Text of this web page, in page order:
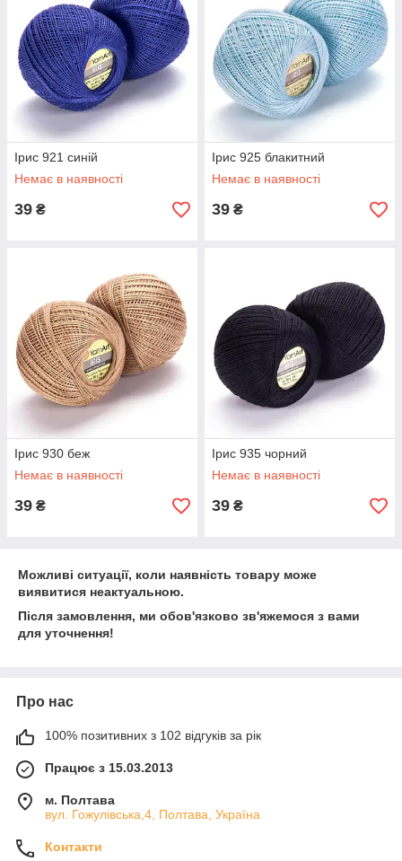
Ірис 921 синій
Немає в наявності
39 ₴
Ірис 925 блакитний
Немає в наявності
39 ₴
Ірис 930 беж
Немає в наявності
39 ₴
Ірис 935 чорний
Немає в наявності
39 ₴
Можливі ситуації, коли наявність товару може
виявитися неактуальною.
Після замовлення, ми обов'язково зв'яжемося з вами
для уточнення!
Про нас
100% позитивних з 102 відгуків за рік
Працює з 15.03.2013
м. Полтава
вул. Гожулівська,4, Полтава, Україна
Контакти